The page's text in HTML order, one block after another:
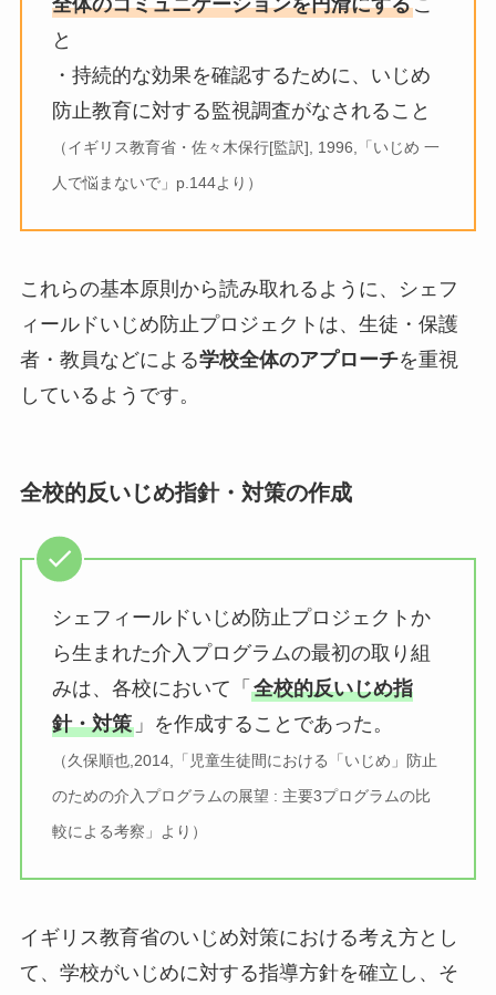
全体のコミュニケーションを円滑にするこ
と
・持続的な効果を確認するために、いじめ
防止教育に対する監視調査がなされること
（イギリス教育省・佐々木保行[監訳], 1996,「いじめ 一
人で悩まないで」p.144より）
これらの基本原則から読み取れるように、シェフ
ィールドいじめ防止プロジェクトは、生徒・保護
者・教員などによる学校全体のアプローチを重視
しているようです。
全校的反いじめ指針・対策の作成
シェフィールドいじめ防止プロジェクトか
ら生まれた介入プログラムの最初の取り組
みは、各校において「 全校的反いじめ指
針・対策」を作成することであった。
（久保順也,2014,「児童生徒間における「いじめ」防止
のための介入プログラムの展望 : 主要3プログラムの比
較による考察」より）
イギリス教育省のいじめ対策における考え方とし
て、学校がいじめに対する指導方針を確立し、そ